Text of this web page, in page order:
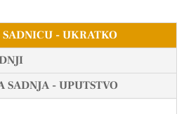
- UKRATKO
SADNJA - UPUTSTVO